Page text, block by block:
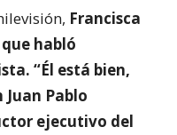
Francisca
habló
“Él está bien,
Pablo
ejecutivo del